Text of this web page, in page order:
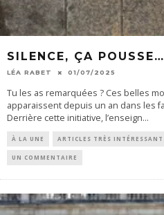
SILENCE, ÇA
LÉA RABET 01/07/2025
Tu les as remarquées ? Ces belles
apparaissent depuis un an dans les
Derrière cette initiative, l’enseign...
À LA UNE ARTICLES TRÈS
UN COMMENTAIRE